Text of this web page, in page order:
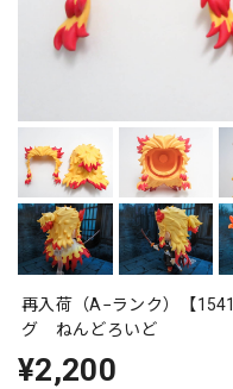
再入荷（A−ランク）【
グ ねんどろいど
¥2,200